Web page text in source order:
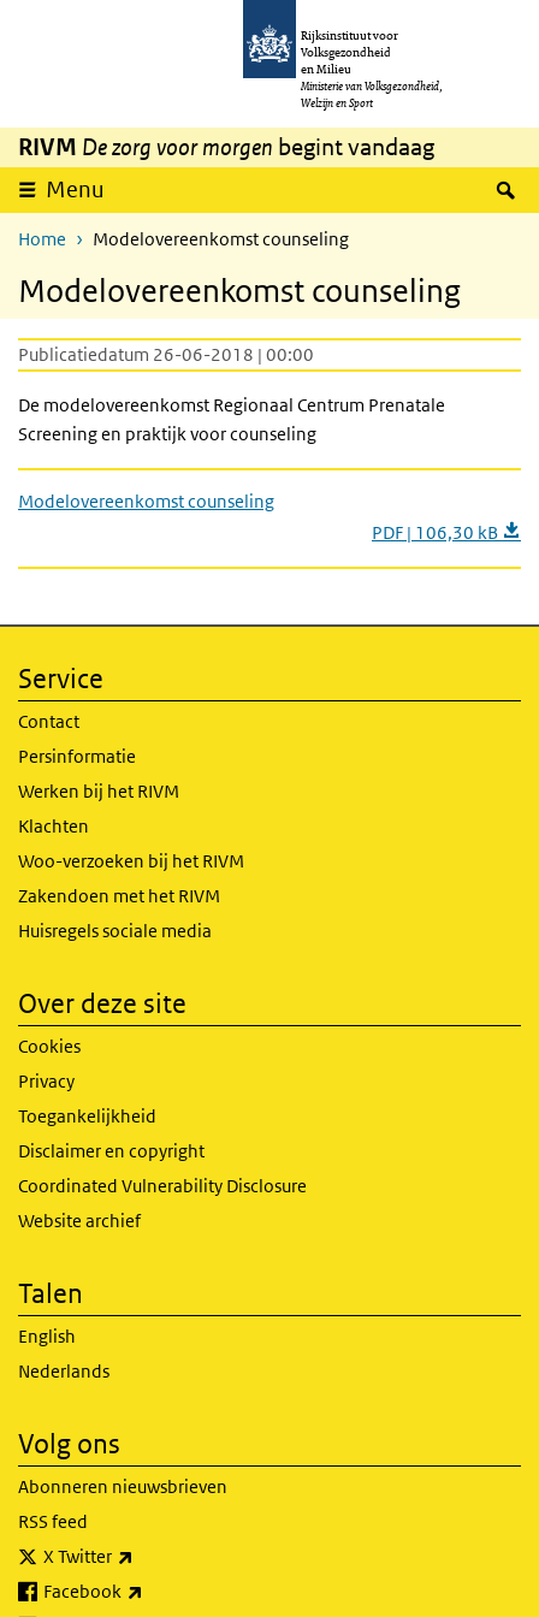
Overslaan en naar de inhoud gaan
Rijksinstituut voor
Volksgezondheid
en Milieu
Ministerie van Volksgezondheid,
Welzijn en Sport
RIVM De zorg voor morgen begint vandaag
Menu
Home Modelovereenkomst counseling
Modelovereenkomst counseling
Publicatiedatum 26-06-2018 | 00:00
De modelovereenkomst Regionaal Centrum Prenatale
Screening en praktijk voor counseling
Modelovereenkomst counseling
PDF | 106,30 kB
Service
Contact
Persinformatie
Werken bij het RIVM
Klachten
Woo-verzoeken bij het RIVM
Zakendoen met het RIVM
Huisregels sociale media
Over deze site
Cookies
Privacy
Toegankelijkheid
Disclaimer en copyright
Coordinated Vulnerability Disclosure
Website archief
Talen
English
Nederlands
Volg ons
Abonneren nieuwsbrieven
RSS feed
X Twitter
Facebook